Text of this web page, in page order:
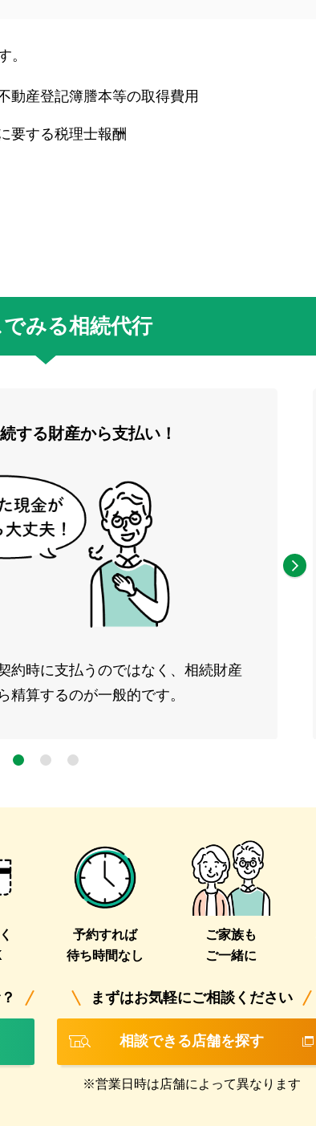
。
動産登記簿謄本等の取得費用
要する税理士報酬
みる相続代行
する財産から支払い！
約時に支払うのではなく、相続財産
精算するのが一般的です。
予約すれば
待ち時間なし
ご家族も
ご一緒に
まずはお気軽にご相談ください
相談できる店舗を探す
※営業日時は店舗によって異なります